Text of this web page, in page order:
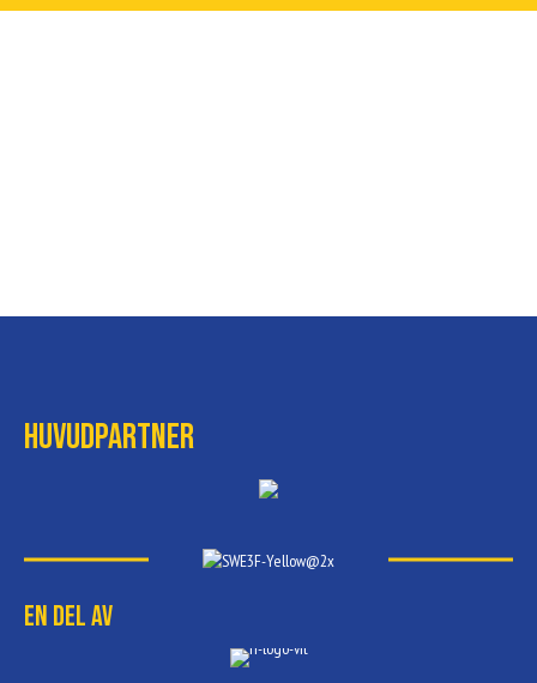
Huvudpartner
En del av